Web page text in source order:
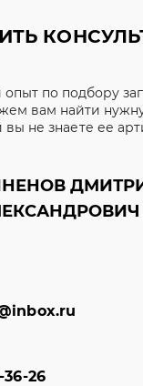
по подбору
вам найти
вы не знаете ее
36-26